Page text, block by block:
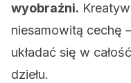
wyobraźni.
niesamowitą cechę
układać się w
dziełu.